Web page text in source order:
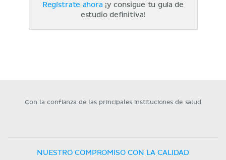
Regístrate ahora ¡y consigue tu guía de
estudio definitiva!
Con la confianza de las principales instituciones de salud
NUESTRO COMPROMISO CON LA CALIDAD